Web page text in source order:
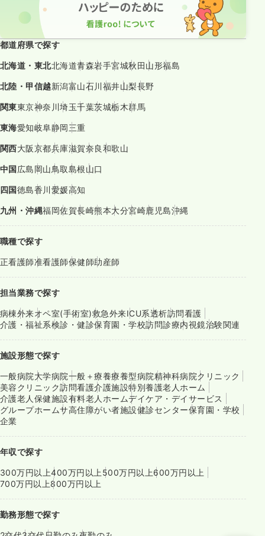
都道府県で探す
北海道・東北北海道青森岩手宮城秋田山形福島
北陸・甲信越新潟富山石川福井山梨長野
関東東京神奈川埼玉千葉茨城栃木群馬
東海愛知岐阜静岡三重
関西大阪京都兵庫滋賀奈良和歌山
中国広島岡山鳥取島根山口
四国徳島香川愛媛高知
九州・沖縄福岡佐賀長崎熊本大分宮崎鹿児島沖縄
職種で探す
正看護師准看護師保健師助産師
担当業務で探す
病棟外来オペ室(手術室)救急外来ICU系透析訪問看護
介護・福祉系検診・健診保育園・学校訪問診療内視鏡治験関連
施設形態で探す
一般病院大学病院一般＋療養療養型病院精神科病院クリニック
美容クリニック訪問看護介護施設特別養護老人ホーム
介護老人保健施設有料老人ホームデイケア・デイサービス
グループホームサ高住障がい者施設健診センター保育園・学校
企業
年収で探す
300万円以上400万円以上 500万円以上600万円以上
700万円以上800万円以上
勤務形態で探す